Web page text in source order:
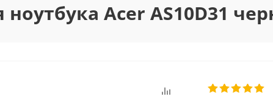
Acer AS10D31